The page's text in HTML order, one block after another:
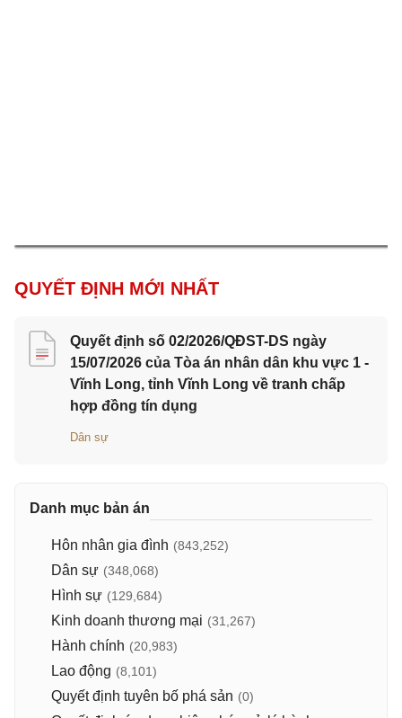
QUYẾT ĐỊNH MỚI NHẤT
Quyết định số 02/2026/QĐST-DS ngày
15/07/2026 của Tòa án nhân dân khu vực 1 -
Vĩnh Long, tỉnh Vĩnh Long về tranh chấp
hợp đồng tín dụng
Dân sự
Danh mục bản án
Hôn nhân gia đình (843,252)
Dân sự (348,068)
Hình sự (129,684)
Kinh doanh thương mại (31,267)
Hành chính (20,983)
Lao động (8,101)
Quyết định tuyên bố phá sản (0)